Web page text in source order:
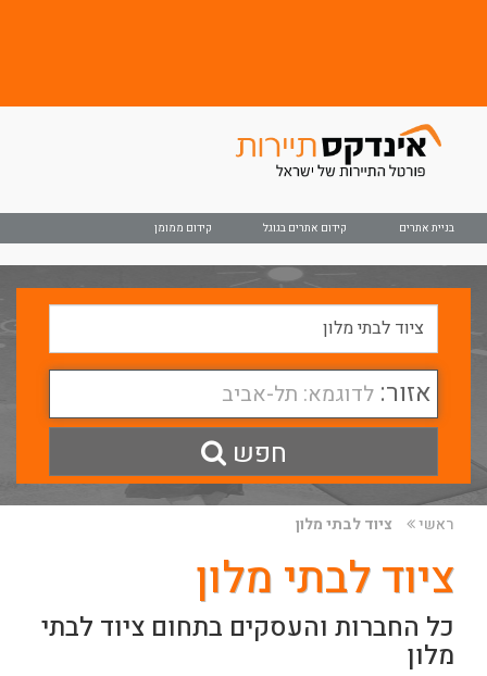
בניית אתרים קידום אתרים בגוגל קידום ממומן
אזור: לדוגמא: תל-אביב
חפש
ראשי ציוד לבתי מלון
ציוד לבתי מלון
כל החברות והעסקים בתחום ציוד לבתי
מלון